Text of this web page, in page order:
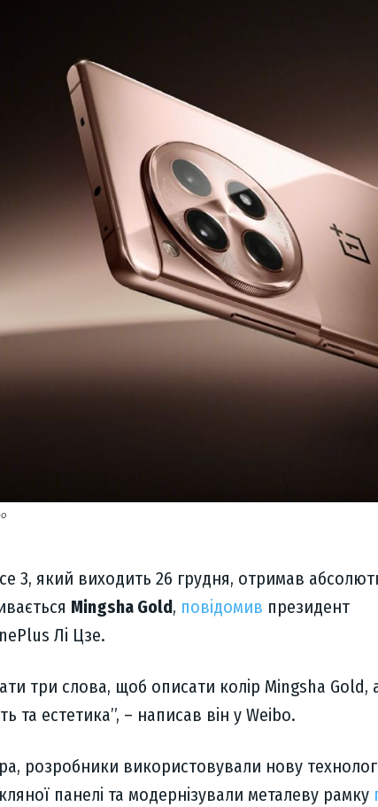
3, який виходить 26 грудня, отримав
Mingsha Gold, повідомив президент
Лі Цзе.
три слова, щоб описати колір Mingsha Gold,
та естетика”, – написав він у Weibo.
розробники використовували нову
панелі та модернізували металеву рамку